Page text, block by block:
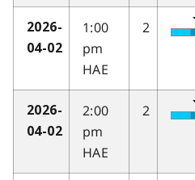
2026-
04-02
1:00
pm
HAE
2
2026-
04-02
2:00
pm
HAE
2